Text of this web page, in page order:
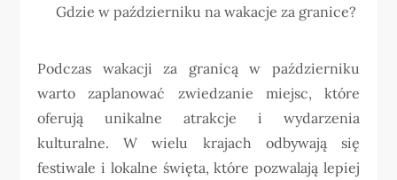
Gdzie w październiku na wakacje za granice?
Podczas wakacji za granicą w październiku
warto zaplanować zwiedzanie miejsc, które
oferują unikalne atrakcje i wydarzenia
kulturalne. W wielu krajach odbywają się
festiwale i lokalne święta, które pozwalają lepiej